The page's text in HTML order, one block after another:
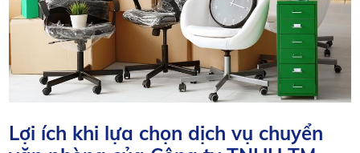
Lợi​ ích khi​ lựa chọn dịch⁢ vụ chuyển